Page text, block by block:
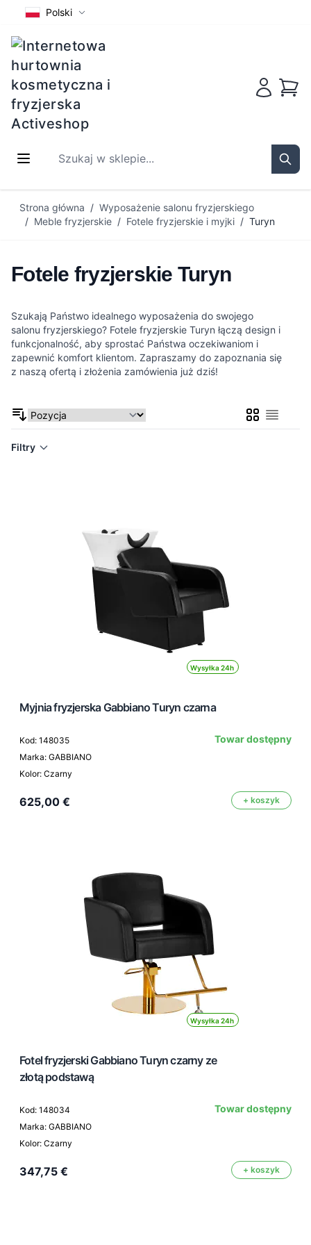
Polski
Szukaj w sklepie...
Strona główna / Wyposażenie salonu fryzjerskiego
/ Meble fryzjerskie / Fotele fryzjerskie i myjki / Turyn
Fotele fryzjerskie Turyn
Szukają Państwo idealnego wyposażenia do swojego
salonu fryzjerskiego? Fotele fryzjerskie Turyn łączą design i
funkcjonalność, aby sprostać Państwa oczekiwaniom i
zapewnić komfort klientom. Zapraszamy do zapoznania się
z naszą ofertą i złożenia zamówienia już dziś!
SiatkaLista
Filtry
Wysyłka 24h
Myjnia fryzjerska Gabbiano Turyn czarna
Kod: 148035
Marka: GABBIANO
Kolor: Czarny
Towar dostępny
625,00 € + koszyk
Wysyłka 24h
Fotel fryzjerski Gabbiano Turyn czarny ze
złotą podstawą
Kod: 148034
Marka: GABBIANO
Kolor: Czarny
Towar dostępny
347,75 € + koszyk